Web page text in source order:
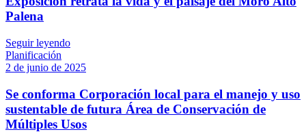
Palena
Seguir leyendo
Planificación
2 de junio de 2025
Se conforma Corporación local para el manejo y uso
sustentable de futura Área de Conservación de
Múltiples Usos